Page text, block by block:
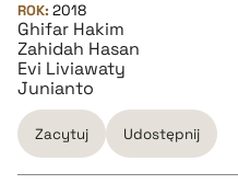
ROK: 2018
Ghifar Hakim
Zahidah Hasan
Evi Liviawaty
Junianto
Zacytuj Udostępnij